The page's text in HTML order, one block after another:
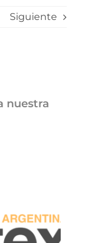
Siguiente
nuestra